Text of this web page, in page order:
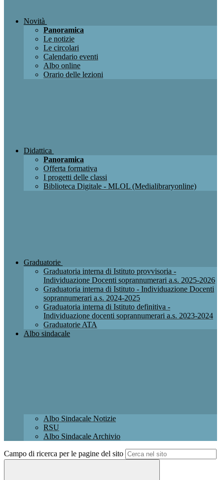
Novità
Panoramica
Le notizie
Le circolari
Calendario eventi
Albo online
Orario delle lezioni
Didattica
Panoramica
Offerta formativa
I progetti delle classi
Biblioteca Digitale - MLOL (Medialibraryonline)
Graduatorie
Graduatoria interna di Istituto provvisoria -
Individuazione Docenti soprannumerari a.s. 2025-2026
Graduatoria interna di Istituto - Individuazione Docenti
soprannumerari a.s. 2024-2025
Graduatoria interna di Istituto definitiva -
Individuazione docenti soprannumerari a.s. 2023-2024
Graduatorie ATA
Albo sindacale
Albo Sindacale Notizie
RSU
Albo Sindacale Archivio
Campo di ricerca per le pagine del sito